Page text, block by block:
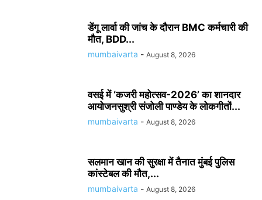
डेंगू लार्वा की जांच के दौरान BMC कर्मचारी की
मौत, BDD...
mumbaivarta - August 8, 2026
वसई में ‘कजरी महोत्सव-2026’ का शानदार
आयोजनसुश्री संजोली पाण्डेय के लोकगीतों...
mumbaivarta - August 8, 2026
सलमान खान की सुरक्षा में तैनात मुंबई पुलिस
कांस्टेबल की मौत,...
mumbaivarta - August 8, 2026